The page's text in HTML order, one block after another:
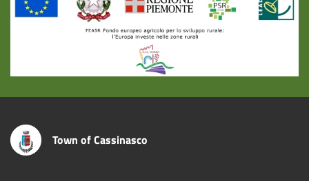
Town of Cassinasco